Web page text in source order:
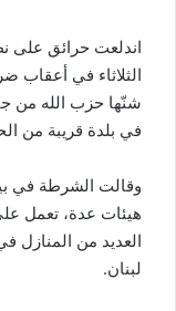
اندلعت حرائق على
الثلاثاء في أعقاب
شنّها حزب الله من
في بلدة قريبة من
وقالت الشرطة في
هيئات عدة، تعمل
العديد من المنازل
لبنان.